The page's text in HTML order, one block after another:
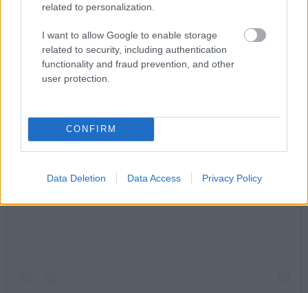
related to personalization.
I want to allow Google to enable storage
related to security, including authentication
functionality and fraud prevention, and other
user protection.
CONFIRM
Data Deletion Data Access Privacy Policy